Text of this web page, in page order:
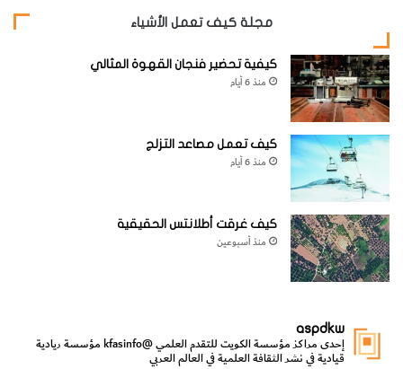
مجلة كيف تعمل الأشياء
كيفية تحضير فنجان القهوة المثالي
منذ 6 أيام
كيف تعمل مصاعد التزلج
منذ 6 أيام
كيف غرقت أطلانتس الحقيقية
منذ أسبوعين
aspdkw
إحدى مراكز مؤسسة الكويت للتقدم العلمي@kfasinfo مؤسسة ريادية
قيادية في نشر الثقافة العلمية في العالم العربي